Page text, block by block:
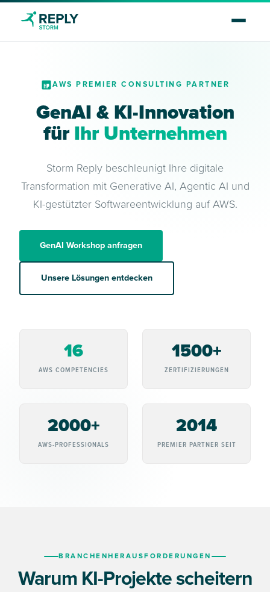
AWS PREMIER CONSULTING PARTNER
GenAI & KI-Innovation
für
Ihr Unternehmen
Storm Reply beschleunigt Ihre digitale
Transformation mit Generative AI, Agentic AI und
KI-gestützter Softwareentwicklung auf AWS.
GenAI Workshop anfragen
Unsere Lösungen entdecken
16
AWS COMPETENCIES
1500+
ZERTIFIZIERUNGEN
2000+
AWS-PROFESSIONALS
2014
PREMIER PARTNER SEIT
BRANCHENHERAUSFORDERUNGEN
Warum KI-Projekte scheitern